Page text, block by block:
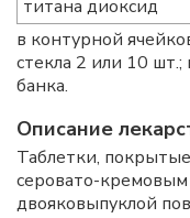
титана диоксид
в контурной
стекла 2 или 10
банка.
Описание
Таблетки,
серовато-
двояковыпуклой